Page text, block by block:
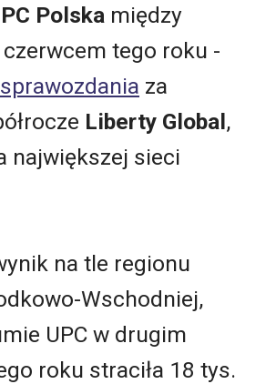
Polska między
tego roku -
sprawozdania za
Liberty Global,
największej sieci
na tle regionu
Wschodniej,
UPC w drugim
roku straciła 18 tys.